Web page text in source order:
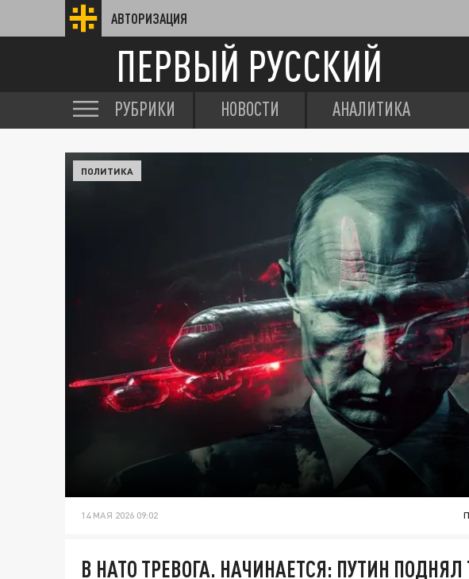
АВТОРИЗАЦИЯ
ПЕРВЫЙ РУССКИЙ
РУБРИКИ НОВОСТИ АНАЛИТИКА
ПОЛИТИКА
14 МАЯ 2026 09:02
В НАТО ТРЕВОГА. НАЧИНАЕТСЯ: ПУТИН ПОДНЯЛ